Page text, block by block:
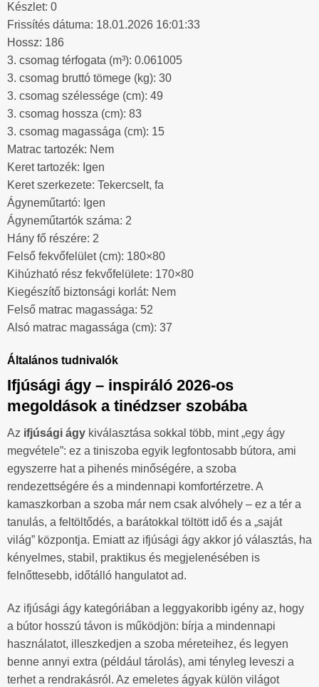
Készlet: 0
Frissítés dátuma: 18.01.2026 16:01:33
Hossz: 186
3. csomag térfogata (m³): 0.061005
3. csomag bruttó tömege (kg): 30
3. csomag szélessége (cm): 49
3. csomag hossza (cm): 83
3. csomag magassága (cm): 15
Matrac tartozék: Nem
Keret tartozék: Igen
Keret szerkezete: Tekercselt, fa
Ágyneműtartó: Igen
Ágyneműtartók száma: 2
Hány fő részére: 2
Felső fekvőfelület (cm): 180×80
Kihúzható rész fekvőfelülete: 170×80
Kiegészítő biztonsági korlát: Nem
Felső matrac magassága: 52
Alsó matrac magassága (cm): 37
Általános tudnivalók
Ifjúsági ágy – inspiráló 2026-os
megoldások a tinédzser szobába
Az ifjúsági ágy kiválasztása sokkal több, mint „egy ágy
megvétele”: ez a tiniszoba egyik legfontosabb bútora, ami
egyszerre hat a pihenés minőségére, a szoba
rendezettségére és a mindennapi komfortérzetre. A
kamaszkorban a szoba már nem csak alvóhely – ez a tér a
tanulás, a feltöltődés, a barátokkal töltött idő és a „saját
világ” központja. Emiatt az ifjúsági ágy akkor jó választás, ha
kényelmes, stabil, praktikus és megjelenésében is
felnőttesebb, időtálló hangulatot ad.
Az ifjúsági ágy kategóriában a leggyakoribb igény az, hogy
a bútor hosszú távon is működjön: bírja a mindennapi
használatot, illeszkedjen a szoba méreteihez, és legyen
benne annyi extra (például tárolás), ami tényleg leveszi a
terhet a rendrakásról. Az emeletes ágyak külön világot